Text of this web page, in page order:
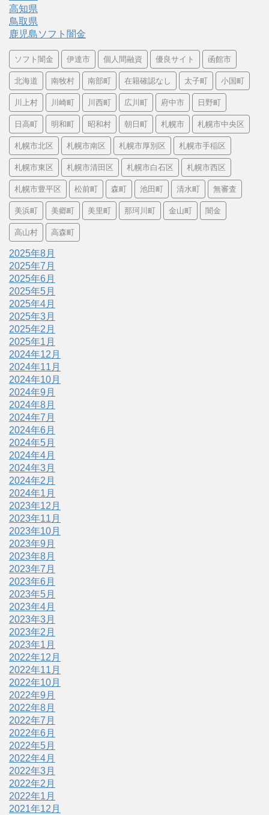
高知県
鳥取県
鹿児島ソフト闇金
ソフト闇金 伊達市 個人間融資 優良サイト 函館市
北海道 南牧村 南部町 在籍確認なし 太子町 小国町
川上村 川崎町 川西町 広川町 府中市 日野町
日高町 明和町 昭和村 朝日町 札幌市 札幌市中央区
札幌市北区 札幌市南区 札幌市厚別区 札幌市手稲区
札幌市東区 札幌市清田区 札幌市白石区 札幌市西区
札幌市豊平区 松前町 森町 池田町 清水町 無審査
美浜町 美郷町 美里町 那珂川町 金山町 闇金
高山村 高森町
2025年8月
2025年7月
2025年6月
2025年5月
2025年4月
2025年3月
2025年2月
2025年1月
2024年12月
2024年11月
2024年10月
2024年9月
2024年8月
2024年7月
2024年6月
2024年5月
2024年4月
2024年3月
2024年2月
2024年1月
2023年12月
2023年11月
2023年10月
2023年9月
2023年8月
2023年7月
2023年6月
2023年5月
2023年4月
2023年3月
2023年2月
2023年1月
2022年12月
2022年11月
2022年10月
2022年9月
2022年8月
2022年7月
2022年6月
2022年5月
2022年4月
2022年3月
2022年2月
2022年1月
2021年12月